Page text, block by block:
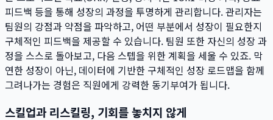
피드백 등을 통해 성장의 과정을 투명하게 관리합니다. 관리자는
팀원의 강점과 약점을 파악하고, 어떤 부분에서 성장이 필요한지
구체적인 피드백을 제공할 수 있습니다. 팀원 또한 자신의 성장 과
정을 스스로 돌아보고, 다음 스텝을 위한 계획을 세울 수 있죠. 막
연한 성장이 아닌, 데이터에 기반한 구체적인 성장 로드맵을 함께
그려나가는 경험은 직원에게 강력한 동기부여가 됩니다.
스킬업과 리스킬링, 기회를 놓치지 않게